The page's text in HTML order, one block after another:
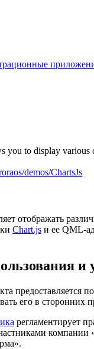
you to display various
demos/ChartsJs
отображать
Chart.js и ее QML-
и
предоставляется по
его в сторонних
регламентирует
компании